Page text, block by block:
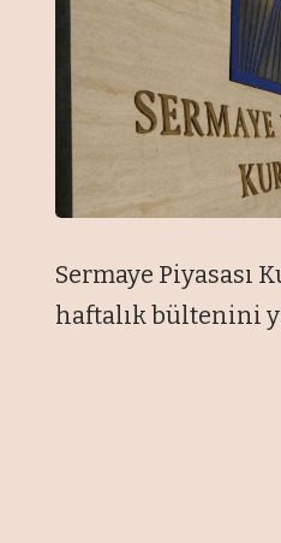
Sermaye Piyasası
haftalık bültenini